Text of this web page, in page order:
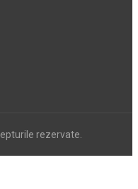
rezervate.